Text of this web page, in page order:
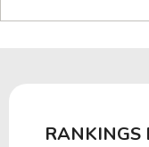
RANKINGS